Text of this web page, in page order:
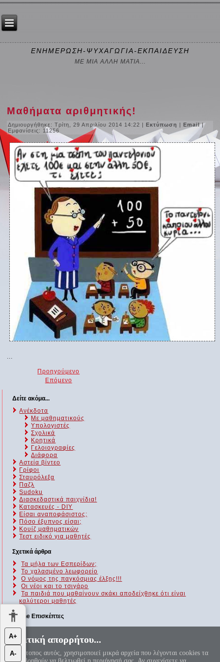
ΕΝΗΜΕΡΩΣΗ-ΨΥΧΑΓΩΓΙΑ-ΕΚΠΑΙΔΕΥΣΗ
ΜΕ ΜΙΑ ΑΛΛΗ ΜΑΤΙΑ...
Μαθήματα αριθμητικής!
Δημιουργήθηκε: Τρίτη, 29 Απριλίου 2014 14:22 |Εκτύπωση |Email|
Εμφανίσεις: 11256
Προηγούμενο
Επόμενο
Δείτε ακόμα...
Ανέκδοτα
Με μαθηματικούς
Υπολογιστές
Σχολικά
Κρητικά
Γελοιογραφίες
Διάφορα
Αστεία βίντεο
Γρίφοι
Σταυρόλεξα
Παζλ
Sudoku
Διασκεδαστικά παιχνίδια!
Κατασκευές - DIY
Είσαι αναποφάσιστος;
Πόσο έξυπνος είσαι;
Kουίζ μαθηματικών
Τεστ ειδικό για μαθητές
Σχετικά άρθρα
Τα μήλα των Εσπερίδων;
Το χαλασμένο λεωφορείο
Ο νόμος της παγκόσμιας έλξης!!!
Οι νέοι και το τσιγάρο
Τα παιδιά που μαθαίνουν σκάκι αποδείχθηκε ότι είναι
καλύτεροι μαθητές
Online Επισκέπτες
Αυτήν τη στιγμή επισκέπτονται τον ιστότοπό μας 265 guests και
κανένα μέλος
«Αεί ο Θεός ο Μέγας γεωμετρεί, το κύκλου μήκος ίνα
Πολιτική απορρήτου...
Ο ιστότοπος αυτός, χρησιμοποιεί μικρά αρχεία που λέγονται cookies τα
Α+
Α-